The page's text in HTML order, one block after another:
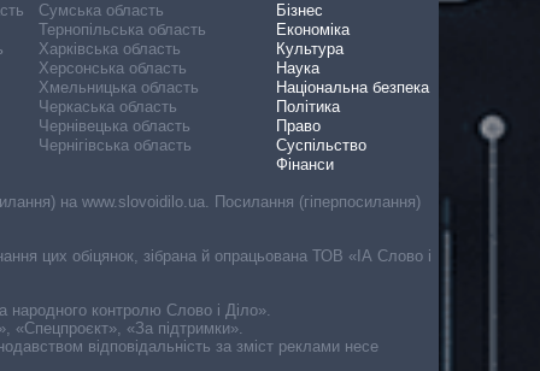
Сумська область
Тернопільська область
Харківська область
Херсонська область
Хмельницька область
Черкаська область
Чернівецька область
Чернігівська область
Бізнес
Економіка
Культура
Наука
Національна безпека
Політика
Право
Суспільство
Фінанси
на www.slovoidilo.ua. Посилання (гіперпосилання)
цих обіцянок, зібрана й опрацьована ТОВ «ІА Слово і
народного контролю Слово і Діло».
«Спецпроєкт», «За підтримки».
відповідальність за зміст реклами несе